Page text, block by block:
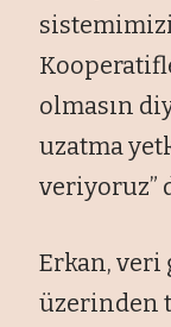
olmasın
uzatma
veriyoruz”
Erkan,
üzerinden